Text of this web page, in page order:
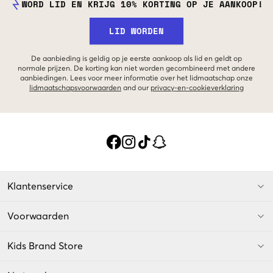
WORD LID EN KRIJG 10% KORTING OP JE AANKOOP!
LID WORDEN
De aanbieding is geldig op je eerste aankoop als lid en geldt op
normale prijzen. De korting kan niet worden gecombineerd met andere
aanbiedingen. Lees voor meer informatie over het lidmaatschap onze
lidmaatschapsvoorwaarden and our privacy-en-cookieverklaring
Klantenservice
Voorwaarden
Kids Brand Store